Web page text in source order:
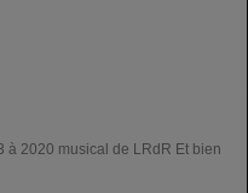
à 2020 musical de LRdR Et bien